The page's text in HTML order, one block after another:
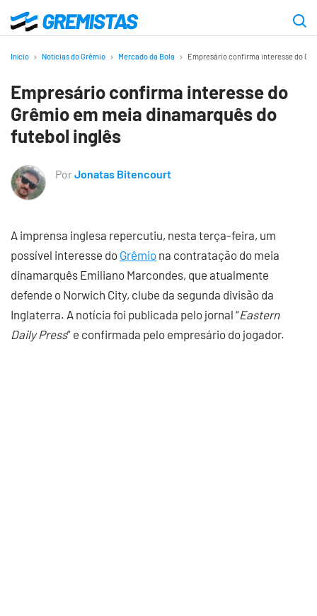
para
principal
Gremistas
Início Notícias do Grêmio Mercado da Bola Empresário confirma interesse do
Empresário confirma interesse do
Grêmio em meia dinamarquês do
futebol inglês
PorJonatas Bitencourt
A imprensa inglesa repercutiu, nesta terça-feira, um
possível interesse do Grêmio na contratação do meia
dinamarquês Emiliano Marcondes, que atualmente
defende o Norwich City, clube da segunda divisão da
Inglaterra. A notícia foi publicada pelo jornal “Eastern
Daily Press” e confirmada pelo empresário do jogador.